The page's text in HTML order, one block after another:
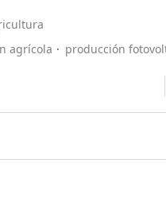
agrícola producción